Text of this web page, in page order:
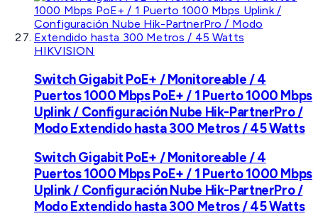
HIKVISION
Switch Gigabit PoE+ / Monitoreable / 4
Puertos 1000 Mbps PoE+ / 1 Puerto 1000 Mbps
Uplink / Configuración Nube Hik-PartnerPro /
Modo Extendido hasta 300 Metros / 45 Watts
Switch Gigabit PoE+ / Monitoreable / 4
Puertos 1000 Mbps PoE+ / 1 Puerto 1000 Mbps
Uplink / Configuración Nube Hik-PartnerPro /
Modo Extendido hasta 300 Metros / 45 Watts